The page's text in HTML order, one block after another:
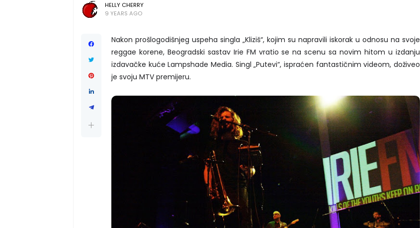
HELLY CHERRY
9 YEARS AGO
Nakon prošlogodišnjeg uspeha singla „Kliziš“, kojim su napravili iskorak u odnosu na svoje
reggae korene, Beogradski sastav Irie FM vratio se na scenu sa novim hitom u izdanju
izdavačke kuće Lampshade Media. Singl „Putevi“, ispraćen fantastičnim videom, doživeo
je svoju MTV premijeru.